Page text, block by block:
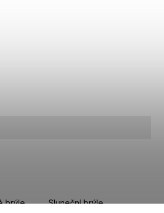
brýle
Sluneční brýle